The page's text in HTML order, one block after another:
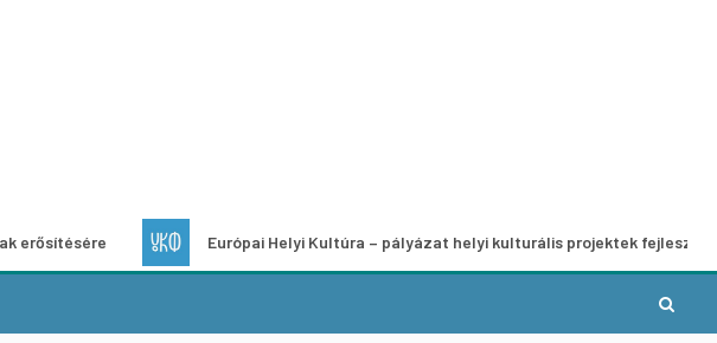
Európai Helyi Kultúra – pályázat helyi kulturális projektek fejlesztésére